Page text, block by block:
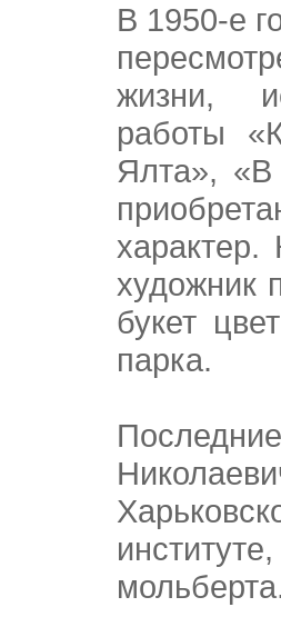
В 1950-е
жизни,
работы
Ялта»,
художник
букет
парка.